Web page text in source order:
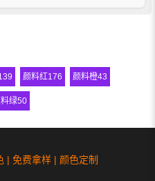
颜料红176 颜料橙43
绿50
| 免费拿样 | 颜色定制